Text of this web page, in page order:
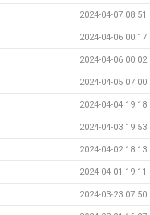
2024-04-07 08:51
2024-04-06 00:17
2024-04-06 00:02
2024-04-05 07:00
2024-04-04 19:18
2024-04-03 19:53
2024-04-02 18:13
2024-04-01 19:11
2024-03-23 07:50